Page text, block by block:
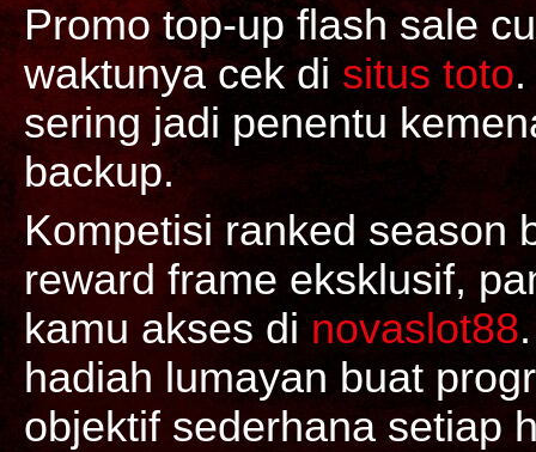
Promo top-up flash sale
waktunya cek di situs toto
sering jadi penentu
backup.
Kompetisi ranked season
reward frame eksklusif,
kamu akses di novaslot88
hadiah lumayan buat
objektif sederhana setiap